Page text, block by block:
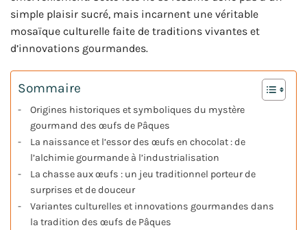
simple plaisir sucré, mais incarnent une véritable
mosaïque culturelle faite de traditions vivantes et
d’innovations gourmandes.
Sommaire
Origines historiques et symboliques du mystère
gourmand des œufs de Pâques
La naissance et l’essor des œufs en chocolat : de
l’alchimie gourmande à l’industrialisation
La chasse aux œufs : un jeu traditionnel porteur de
surprises et de douceur
Variantes culturelles et innovations gourmandes dans
la tradition des œufs de Pâques